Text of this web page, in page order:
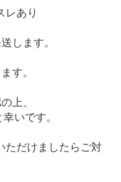
レあり
します。
す。
上、
ただけましたらご対